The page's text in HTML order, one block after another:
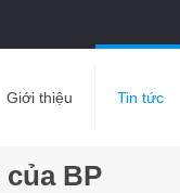
Giới thiệu Tin tức
BP